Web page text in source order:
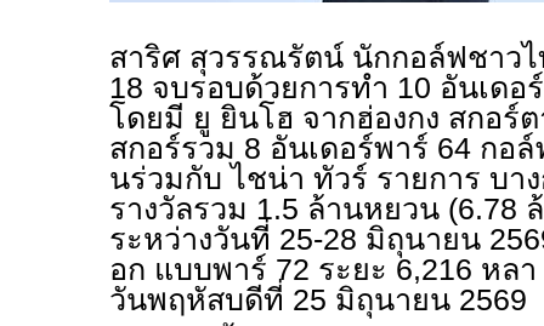
สาริศ สุวรรณรัตน์ นักกอล์ฟชาว
18 จบรอบด้วยการทำ 10 อันเดอ
โดยมี ยู ยินโฮ จากฮ่องกง สกอร์
สกอร์รวม 8 อันเดอร์พาร์ 64 กอ
นร่วมกับ ไชน่า ทัวร์ รายการ บา
รางวัลรวม 1.5 ล้านหยวน (6.78
ระหว่างวันที่ 25-28 มิถุนายน
อก แบบพาร์ 72 ระยะ 6,216 หล
วันพฤหัสบดีที่ 25 มิถุนายน 2569